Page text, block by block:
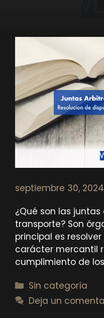
septiembre 30, 2024
¿Qué son las
transporte? Son
principal es
carácter mercantil
cumplimiento de
Categorías
Sin categoría
Deja un